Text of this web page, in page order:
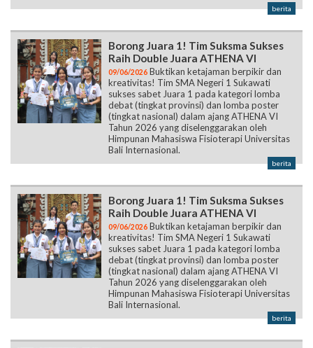
berita
Borong Juara 1! Tim Suksma Sukses
Raih Double Juara ATHENA VI
09/06/2026 Buktikan ketajaman berpikir dan
kreativitas! Tim SMA Negeri 1 Sukawati
sukses sabet Juara 1 pada kategori lomba
debat (tingkat provinsi) dan lomba poster
(tingkat nasional) dalam ajang ATHENA VI
Tahun 2026 yang diselenggarakan oleh
Himpunan Mahasiswa Fisioterapi Universitas
Bali Internasional.
berita
Borong Juara 1! Tim Suksma Sukses
Raih Double Juara ATHENA VI
09/06/2026 Buktikan ketajaman berpikir dan
kreativitas! Tim SMA Negeri 1 Sukawati
sukses sabet Juara 1 pada kategori lomba
debat (tingkat provinsi) dan lomba poster
(tingkat nasional) dalam ajang ATHENA VI
Tahun 2026 yang diselenggarakan oleh
Himpunan Mahasiswa Fisioterapi Universitas
Bali Internasional.
berita